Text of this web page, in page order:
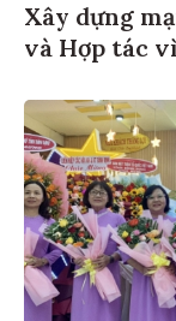
Xây dựng
và Hợp tác